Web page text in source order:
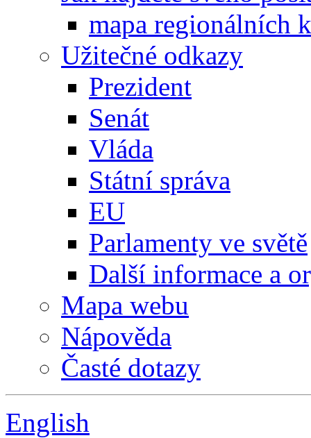
mapa regionálních
Užitečné odkazy
Prezident
Senát
Vláda
Státní správa
EU
Parlamenty ve světě
Další informace a
Mapa webu
Nápověda
Časté dotazy
English